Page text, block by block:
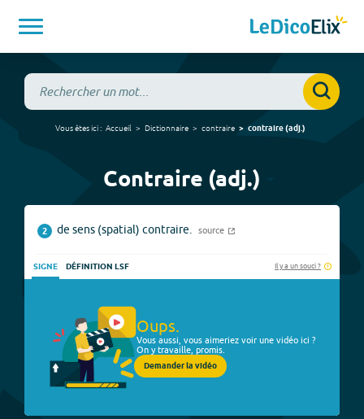
Vous êtes ici : Accueil Dictionnaire contraire contraire(adj.)
Contraire (adj.)
2 de sens (spatial) contraire. source
SIGNE DÉFINITION LSF Il y a un souci ?
Oups.
Vous aussi, vous aimeriez voir une vidéo ici ?
On y travaille, promis.
Demander la vidéo